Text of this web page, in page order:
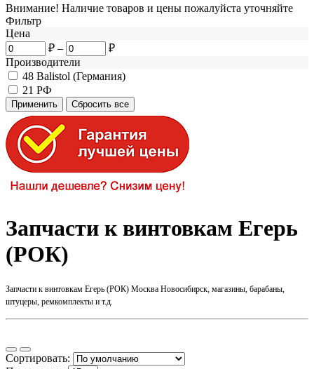
Внимание! Наличие товаров и цены пожалуйста уточняйте
Фильтр
Цена
₽ –
₽
Производители
48 Balistol (Германия)
21 РФ
Запчасти к винтовкам Егерь
(РОК)
Запчасти к винтовкам Егерь (РОК) Москва Новосибирск, магазины, барабаны,
штуцеры, ремкомплекты и т.д.
Сортировать: